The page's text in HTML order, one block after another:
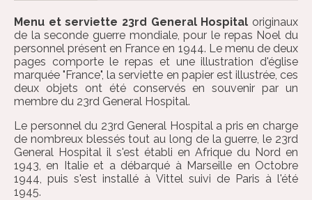
Menu et serviette 23rd General Hospital originaux
de la seconde guerre mondiale, pour le repas Noel du
personnel présent en France en 1944. Le menu de deux
pages comporte le repas et une illustration d'église
marquée "France", la serviette en papier est illustrée, ces
deux objets ont été conservés en souvenir par un
membre du 23rd General Hospital.
Le personnel du 23rd General Hospital a pris en charge
de nombreux blessés tout au long de la guerre, le 23rd
General Hospital il s'est établi en Afrique du Nord en
1943, en Italie et a débarqué à Marseille en Octobre
1944, puis s'est installé à Vittel suivi de Paris à l'été
1945.